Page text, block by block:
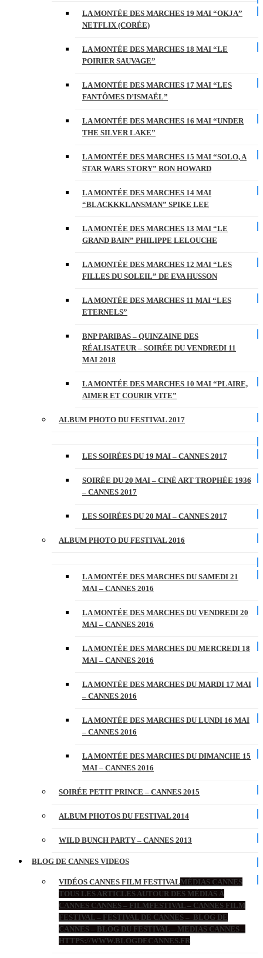
LA MONTÉE DES MARCHES 19 MAI “OKJA”
NETFLIX (CORÉE)
LA MONTÉE DES MARCHES 18 MAI “LE
POIRIER SAUVAGE”
LA MONTÉE DES MARCHES 17 MAI “LES
FANTÔMES D’ISMAËL”
LA MONTÉE DES MARCHES 16 MAI “UNDER
THE SILVER LAKE”
LA MONTÉE DES MARCHES 15 MAI “SOLO, A
STAR WARS STORY” RON HOWARD
LA MONTÉE DES MARCHES 14 MAI
“BLACKKKLANSMAN” SPIKE LEE
LA MONTÉE DES MARCHES 13 MAI “LE
GRAND BAIN” PHILIPPE LELOUCHE
LA MONTÉE DES MARCHES 12 MAI “LES
FILLES DU SOLEIL” DE EVA HUSSON
LA MONTÉE DES MARCHES 11 MAI “LES
ETERNELS”
BNP PARIBAS – QUINZAINE DES
RÉALISATEUR – SOIRÉE DU VENDREDI 11
MAI 2018
LA MONTÉE DES MARCHES 10 MAI “PLAIRE,
AIMER ET COURIR VITE”
ALBUM PHOTO DU FESTIVAL 2017
LES SOIRÉES DU 19 MAI – CANNES 2017
SOIRÉE DU 20 MAI – CINÉ ART TROPHÉE 1936
– CANNES 2017
LES SOIRÉES DU 20 MAI – CANNES 2017
ALBUM PHOTO DU FESTIVAL 2016
LA MONTÉE DES MARCHES DU SAMEDI 21
MAI – CANNES 2016
LA MONTÉE DES MARCHES DU VENDREDI 20
MAI – CANNES 2016
LA MONTÉE DES MARCHES DU MERCREDI 18
MAI – CANNES 2016
LA MONTÉE DES MARCHES DU MARDI 17 MAI
– CANNES 2016
LA MONTÉE DES MARCHES DU LUNDI 16 MAI
– CANNES 2016
LA MONTÉE DES MARCHES DU DIMANCHE 15
MAI – CANNES 2016
SOIRÉE PETIT PRINCE – CANNES 2015
ALBUM PHOTOS DU FESTIVAL 2014
WILD BUNCH PARTY – CANNES 2013
BLOG DE CANNES VIDEOS
VIDÉOS CANNES FILM FESTIVALMÉDIAS CANNES
TOUS LES ARTICLES AUTOUR DES MÉDIAS À
CANNES CANNES – FILMFESTIVAL – CANNES FILM
FESTIVAL – FESTIVAL DE CANNES – BLOG DE
CANNES – BLOG DU FESTIVAL – MEDIAS CANNES –
HTTPS://WWW.BLOGDECANNES.FR